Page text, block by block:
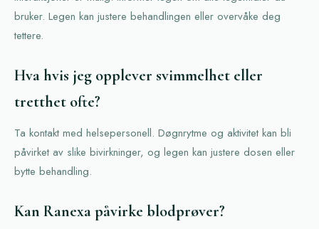
bruker. Legen kan justere behandlingen eller overvåke deg
tettere.
Hva hvis jeg opplever svimmelhet eller
tretthet ofte?
Ta kontakt med helsepersonell. Døgnrytme og aktivitet kan bli
påvirket av slike bivirkninger, og legen kan justere dosen eller
bytte behandling.
Kan Ranexa påvirke blodprøver?